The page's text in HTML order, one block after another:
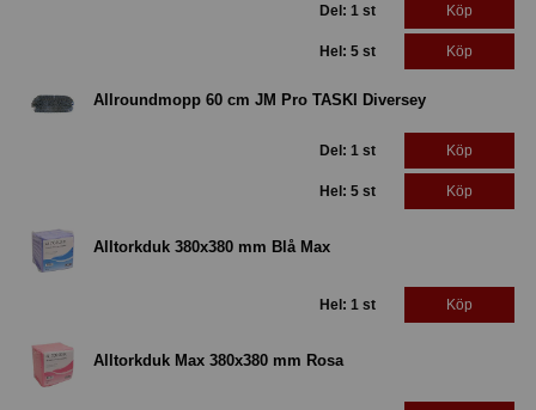
Del: 1 st Köp
Hel: 5 st Köp
Allroundmopp 60 cm JM Pro TASKI Diversey
Del: 1 st Köp
Hel: 5 st Köp
Alltorkduk 380x380 mm Blå Max
Hel: 1 st Köp
Alltorkduk Max 380x380 mm Rosa